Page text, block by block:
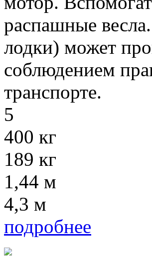
распашные
лодки) может
соблюдением
транспорте.
5
400 кг
189 кг
1,44 м
4,3 м
подробнее